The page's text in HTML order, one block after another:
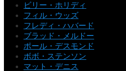
ビリー・ホリディ
フィル・ウッズ
フレディ・ハバード
ブラッド・メルドー
ポール・デスモンド
ボボ・ステンソン
マット・デニス